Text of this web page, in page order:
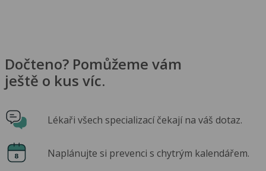
Dočteno? Pomůžeme vám
ještě o kus víc.
Lékaři všech specializací čekají na váš dotaz.
Naplánujte si prevenci s chytrým kalendářem.